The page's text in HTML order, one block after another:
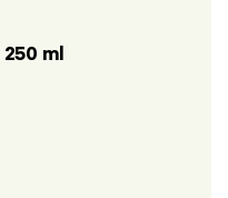
250 ml